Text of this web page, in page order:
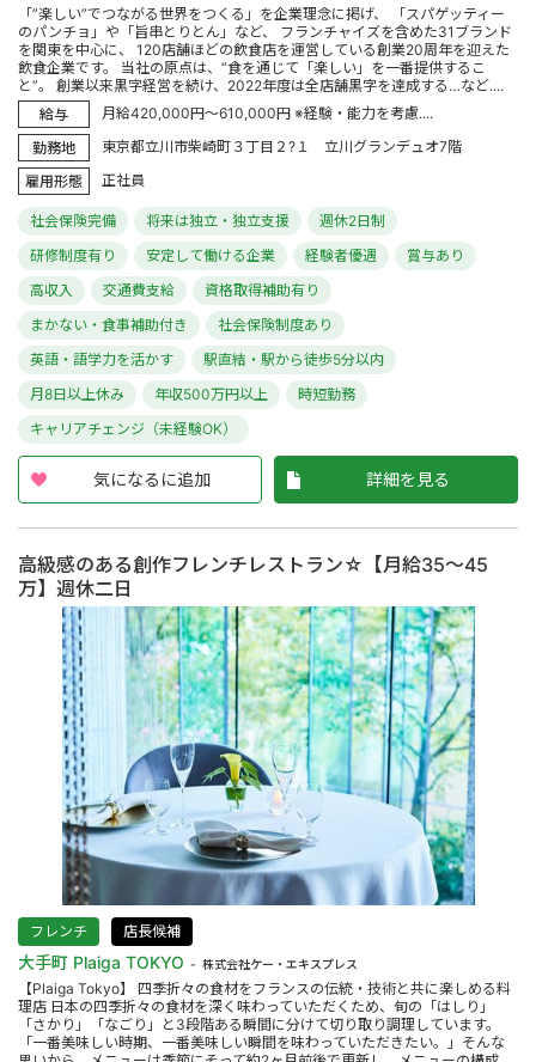
「”楽しい”でつながる世界をつくる」を企業理念に掲げ、 「スパゲッティー
のパンチョ」や「旨串とりとん」など、 フランチャイズを含めた31ブランド
を関東を中心に、 120店舗ほどの飲食店を運営している創業20周年を迎えた
飲食企業です。 当社の原点は、“食を通じて「楽しい」を一番提供するこ
と”。 創業以来黒字経営を続け、2022年度は全店舗黒字を達成する…など....
給与
月給420,000円～610,000円 ※経験・能力を考慮....
勤務地
東京都立川市柴崎町３丁目２?１ 立川グランデュオ7階
雇用形態
正社員
社会保険完備 将来は独立・独立支援
週休2日制
研修制度有り
安定して働ける企業 経験者優遇
賞与あり
高収入
交通費支給
資格取得補助有り
まかない・食事補助付き
社会保険制度あり
英語・語学力を活かす
駅直結・駅から徒歩5分以内
月8日以上休み
年収500万円以上
時短勤務
キャリアチェンジ（未経験OK）
気になるに追加 詳細を見る
高級感のある創作フレンチレストラン☆【月給35～45
万】週休二日
フレンチ 店長候補
大手町 Plaiga TOKYO 株式会社ケー・エキスプレス
【Plaiga Tokyo】 四季折々の食材をフランスの伝統・技術と共に楽しめる料
理店 日本の四季折々の食材を深く味わっていただくため、旬の「はしり」
「さかり」「なごり」と3段階ある瞬間に分けて切り取り調理しています。
「一番美味しい時期、一番美味しい瞬間を味わっていただきたい。」そんな